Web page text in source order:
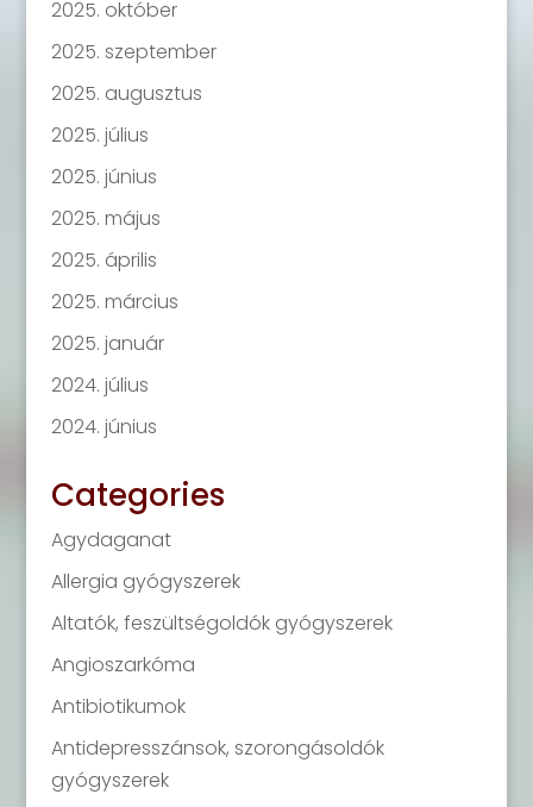
2025. október
2025. szeptember
2025. augusztus
2025. július
2025. június
2025. május
2025. április
2025. március
2025. január
2024. július
2024. június
Categories
Agydaganat
Allergia gyógyszerek
Altatók, feszültségoldók gyógyszerek
Angioszarkóma
Antibiotikumok
Antidepresszánsok, szorongásoldók
gyógyszerek